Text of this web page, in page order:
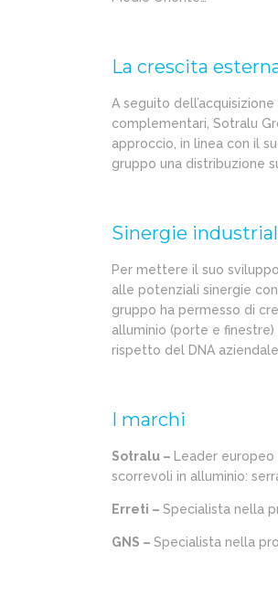
La crescita
A seguito
complementari, Sotralu
approccio, in linea con il
gruppo una distribuzione
Sinergie
Per mettere il suo
alle potenziali sinergie
gruppo ha permesso di
alluminio (porte e
rispetto del DNA aziendale.
I marchi
Sotralu –
Leader
scorrevoli in alluminio:
Erreti – Specialista nella
GNS – Specialista nella